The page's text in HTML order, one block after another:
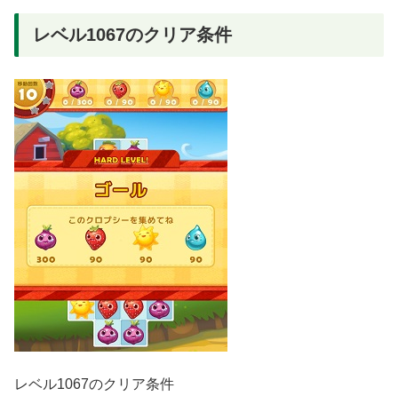
レベル1067のクリア条件
レベル1067のクリア条件